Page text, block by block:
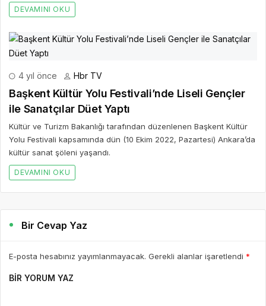
DEVAMINI OKU
4 yıl önce Hbr TV
Başkent Kültür Yolu Festivali’nde Liseli Gençler
ile Sanatçılar Düet Yaptı
Kültür ve Turizm Bakanlığı tarafından düzenlenen Başkent Kültür
Yolu Festivali kapsamında dün (10 Ekim 2022, Pazartesi) Ankara’da
kültür sanat şöleni yaşandı.
DEVAMINI OKU
Bir Cevap Yaz
E-posta hesabınız yayımlanmayacak. Gerekli alanlar işaretlendi *
BIR YORUM YAZ